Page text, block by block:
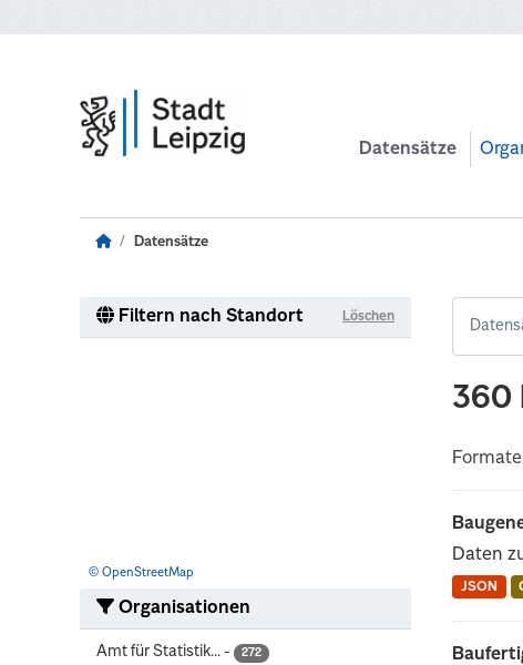
Datensätze
Datensätze
Filtern nach Standort Löschen
© OpenStreetMap
Organisationen
Amt für Statistik... - 272
360
Daten
JSON